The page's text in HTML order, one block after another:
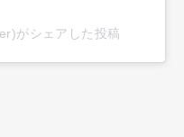
がシェアした投稿